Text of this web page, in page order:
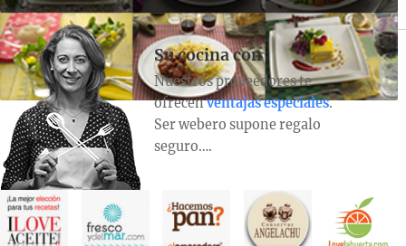
Su cocina con
Nuestros proveedores te
ofrecenventajas especiales.
Ser webero supone regalo
seguro….